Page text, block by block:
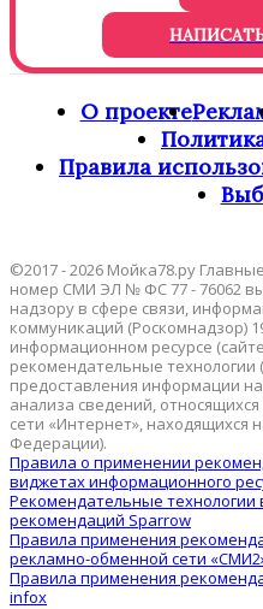
О проекте
Правила
©2017 - 2026 Мойка78.ру
номер СМИ ЭЛ № ФС 77 - 76062
надзору в сфере связи,
коммуникаций (Роскомнадзор)
информационном ресурсе
рекомендательные
предоставления информации
анализа сведений,
сети «Интернет», находящихся
Федерации).
Правила о применении
виджетах информационного
Рекомендательные технологии
рекомендаций Sparrow
Правила применения
рекламно-обменной сети
Правила применения
infox